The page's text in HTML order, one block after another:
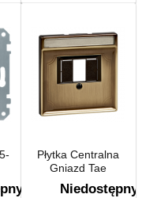
Płytka Centralna
Gniazd Tae
Niedostępny